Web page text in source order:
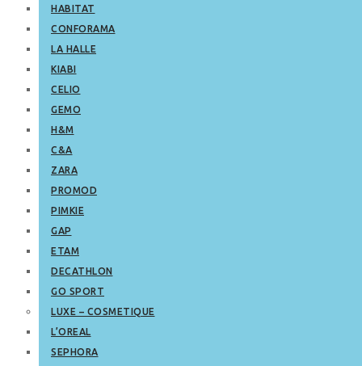
HABITAT
CONFORAMA
LA HALLE
KIABI
CELIO
GEMO
H&M
C&A
ZARA
PROMOD
PIMKIE
GAP
ETAM
DECATHLON
GO SPORT
LUXE – COSMETIQUE
L’OREAL
SEPHORA